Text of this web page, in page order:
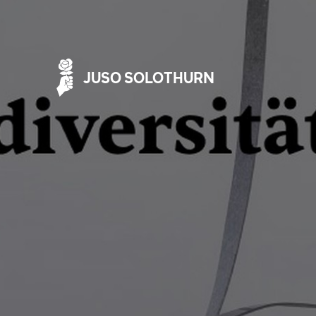
JUSO SOLOTHURN